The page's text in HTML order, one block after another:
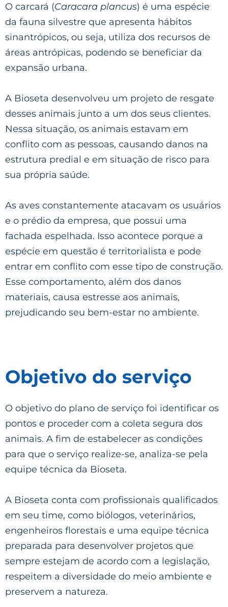
O carcará (Caracara plancus) é uma espécie
da fauna silvestre que apresenta hábitos
sinantrópicos, ou seja, utiliza dos recursos de
áreas antrópicas, podendo se beneficiar da
expansão urbana.
A Bioseta desenvolveu um projeto de resgate
desses animais junto a um dos seus clientes.
Nessa situação, os animais estavam em
conflito com as pessoas, causando danos na
estrutura predial e em situação de risco para
sua própria saúde.
As aves constantemente atacavam os usuários
e o prédio da empresa, que possui uma
fachada espelhada. Isso acontece porque a
espécie em questão é territorialista e pode
entrar em conflito com esse tipo de construção.
Esse comportamento, além dos danos
materiais, causa estresse aos animais,
prejudicando seu bem-estar no ambiente.
Objetivo do serviço
O objetivo do plano de serviço foi identificar os
pontos e proceder com a coleta segura dos
animais. A fim de estabelecer as condições
para que o serviço realize-se, analiza-se pela
equipe técnica da Bioseta.
A Bioseta conta com profissionais qualificados
em seu time, como biólogos, veterinários,
engenheiros florestais e uma equipe técnica
preparada para desenvolver projetos que
sempre estejam de acordo com a legislação,
respeitem a diversidade do meio ambiente e
preservem a natureza.